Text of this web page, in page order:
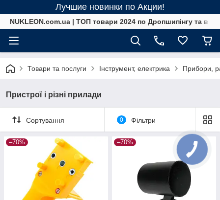
Лучшие новинки по Акции!
NUKLEON.com.ua | ТОП товари 2024 по Дропшипінгу та в
Товари та послуги Інструмент, електрика Прибори,
Пристрої і різні прилади
Сортування 0 Фільтри
–70% –70%